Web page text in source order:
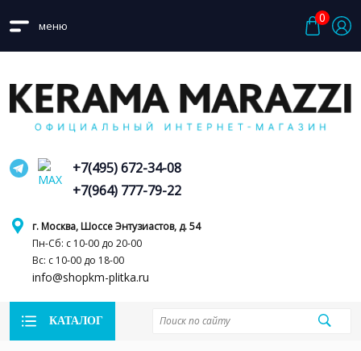
меню
0
г. Москва, Шоссе Энтузиастов, д. 54
Пн-Сб: с 10-00 до 20-00
Вс: с 10-00 до 18-00
info@shopkm-plitka.ru
+7(495) 672-34-08
+7(964) 777-79-22
КАТАЛОГ